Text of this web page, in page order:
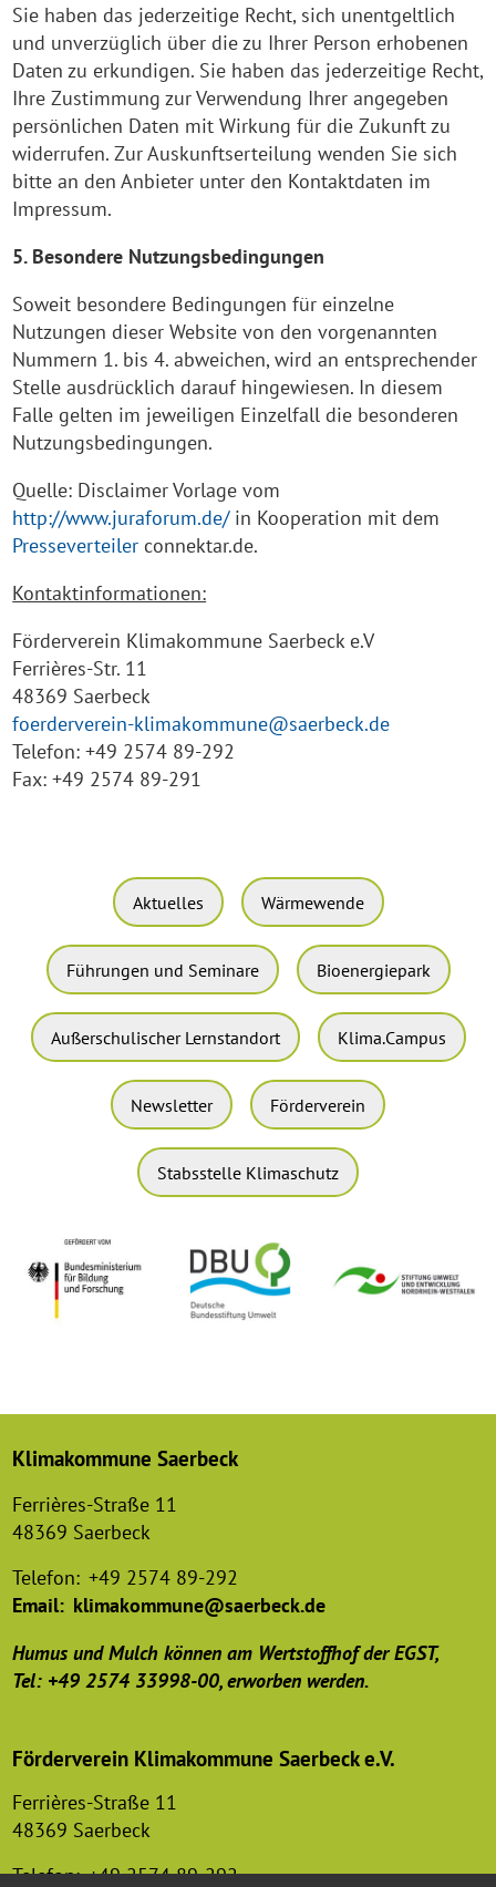
Sie haben das jederzeitige Recht, sich unentgeltlich
und unverzüglich über die zu Ihrer Person erhobenen
Daten zu erkundigen. Sie haben das jederzeitige Recht,
Ihre Zustimmung zur Verwendung Ihrer angegeben
persönlichen Daten mit Wirkung für die Zukunft zu
widerrufen. Zur Auskunftserteilung wenden Sie sich
bitte an den Anbieter unter den Kontaktdaten im
Impressum.
5. Besondere Nutzungsbedingungen
Soweit besondere Bedingungen für einzelne
Nutzungen dieser Website von den vorgenannten
Nummern 1. bis 4. abweichen, wird an entsprechender
Stelle ausdrücklich darauf hingewiesen. In diesem
Falle gelten im jeweiligen Einzelfall die besonderen
Nutzungsbedingungen.
Quelle: Disclaimer Vorlage vom
http://www.juraforum.de/in Kooperation mit dem
Presseverteiler connektar.de.
Kontaktinformationen:
Förderverein Klimakommune Saerbeck e.V
Ferrières-Str. 11
48369 Saerbeck
foerderverein-klimakommune@saerbeck.de
Telefon: +49 2574 89-292
Fax: +49 2574 89-291
Aktuelles Wärmewende
Führungen und Seminare Bioenergiepark
Außerschulischer Lernstandort Klima.Campus
Newsletter Förderverein
Stabsstelle Klimaschutz
Klimakommune Saerbeck
Ferrières-Straße 11
48369 Saerbeck
Telefon: +49 2574 89-292
Email: klimakommune@saerbeck.de
Humus und Mulch können am Wertstoffhof der EGST,
Tel: +49 2574 33998-00, erworben werden.
Förderverein Klimakommune Saerbeck e.V.
Ferrières-Straße 11
48369 Saerbeck
Telefon: +49 2574 89-292